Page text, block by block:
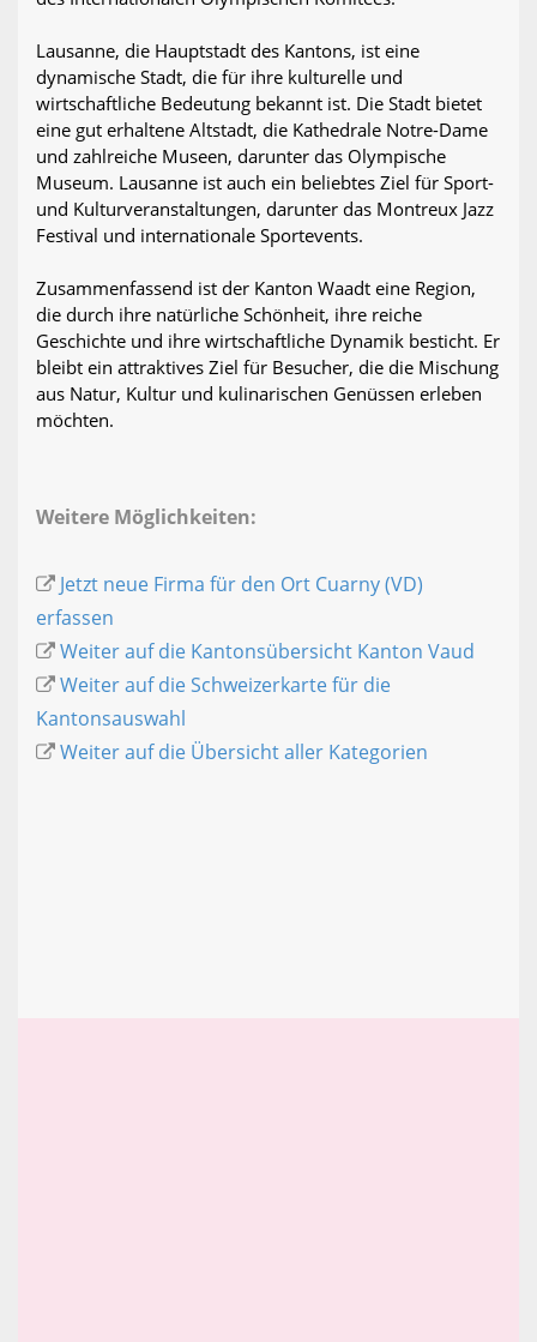
Lausanne, die Hauptstadt des Kantons, ist eine
dynamische Stadt, die für ihre kulturelle und
wirtschaftliche Bedeutung bekannt ist. Die Stadt bietet
eine gut erhaltene Altstadt, die Kathedrale Notre-Dame
und zahlreiche Museen, darunter das Olympische
Museum. Lausanne ist auch ein beliebtes Ziel für Sport-
und Kulturveranstaltungen, darunter das Montreux Jazz
Festival und internationale Sportevents.
Zusammenfassend ist der Kanton Waadt eine Region,
die durch ihre natürliche Schönheit, ihre reiche
Geschichte und ihre wirtschaftliche Dynamik besticht. Er
bleibt ein attraktives Ziel für Besucher, die die Mischung
aus Natur, Kultur und kulinarischen Genüssen erleben
möchten.
Weitere Möglichkeiten:
Jetzt neue Firma für den Ort Cuarny (VD)
erfassen
Weiter auf die Kantonsübersicht Kanton Vaud
Weiter auf die Schweizerkarte für die
Kantonsauswahl
Weiter auf die Übersicht aller Kategorien